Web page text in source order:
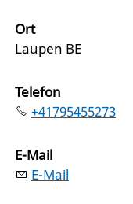
Ort
Laupen BE
Telefon
+41795455273
E-Mail
E-Mail